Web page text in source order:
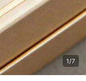
1/7